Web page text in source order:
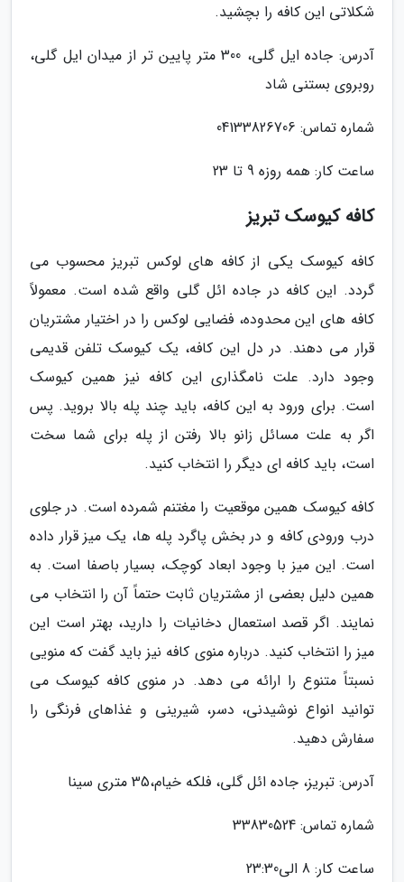
شکلاتی این کافه را بچشید.
آدرس: جاده ایل گلی، 300 متر پایین تر از میدان ایل گلی،
روبروی بستنی شاد
شماره تماس: 04133826706
ساعت کار: همه روزه 9 تا 23
کافه کیوسک تبریز
کافه کیوسک یکی از کافه های لوکس تبریز محسوب می
گردد. این کافه در جاده ائل گلی واقع شده است. معمولاً
کافه های این محدوده، فضایی لوکس را در اختیار مشتریان
قرار می دهند. در دل این کافه، یک کیوسک تلفن قدیمی
وجود دارد. علت نامگذاری این کافه نیز همین کیوسک
است. برای ورود به این کافه، باید چند پله بالا بروید. پس
اگر به علت مسائل زانو بالا رفتن از پله برای شما سخت
است، باید کافه ای دیگر را انتخاب کنید.
کافه کیوسک همین موقعیت را مغتنم شمرده است. در جلوی
درب ورودی کافه و در بخش پاگرد پله ها، یک میز قرار داده
است. این میز با وجود ابعاد کوچک، بسیار باصفا است. به
همین دلیل بعضی از مشتریان ثابت حتماً آن را انتخاب می
نمایند. اگر قصد استعمال دخانیات را دارید، بهتر است این
میز را انتخاب کنید. درباره منوی کافه نیز باید گفت که منویی
نسبتاً متنوع را ارائه می دهد. در منوی کافه کیوسک می
توانید انواع نوشیدنی، دسر، شیرینی و غذاهای فرنگی را
سفارش دهید.
آدرس: تبریز، جاده ائل گلی، فلکه خیام،35 متری سینا
شماره تماس: 33830524
ساعت کار: 8 الى23:30